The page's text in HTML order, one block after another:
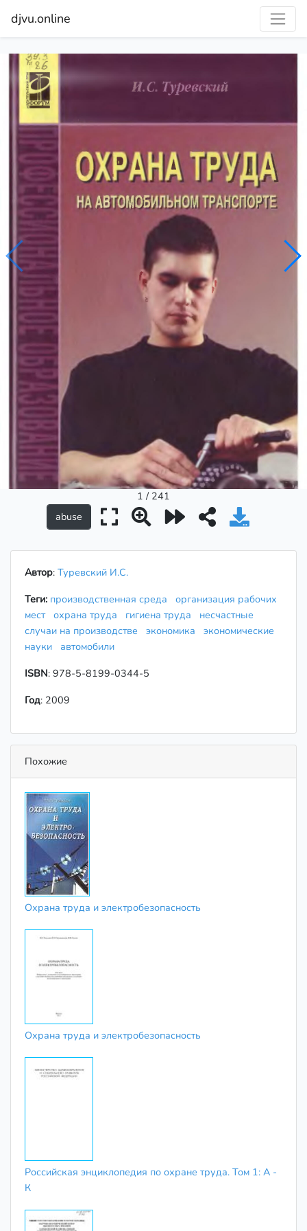
djvu.online
1 / 241
Автор: Туревский И.С.
Теги: производственная среда
организация рабочих
мест охрана труда гигиена труда
несчастные
случаи на производстве
экономика
экономические
науки
автомобили
ISBN: 978-5-8199-0344-5
Год: 2009
Похожие
Охрана труда и электробезопасность
Охрана труда и электробезопасность
Российская энциклопедия по охране труда. Том 1: А -
К